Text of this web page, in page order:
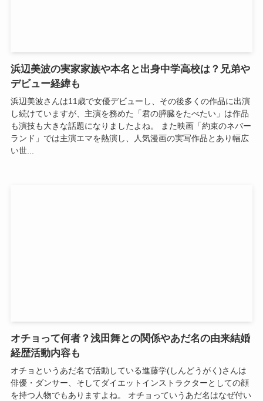
浜辺美波の実家家族や本名と出身中学高校は？兄弟や
デビュー経緯も
浜辺美波さんは11歳で女優デビューし、その後多くの作品に出演
し続けていますが、主演を務めた「君の膵臓をたべたい」は作品
も演技も大きな話題になりましたよね。 また映画「約束のネバー
ランド」では主演エマを熱演し、人気漫画の実写作品とあり幅広
い世...
オチョって何者？浅田舞との関係やあだ名の由来結婚
経歴活動内容も
オチョというあだ名で活動している進藤学(しんどうがく)さんは
俳優・ダンサー、そしてダイエットインストラクターとしての顔
を持つ人物でもありますよね。 オチョっていうあだ名はなぜ付い